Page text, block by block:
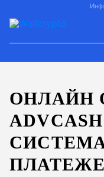
ОНЛАЙН